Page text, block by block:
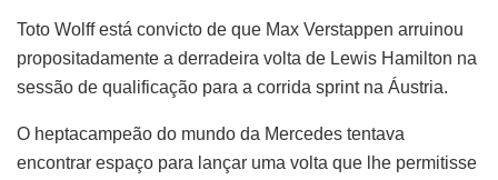
Toto Wolff está convicto de que Max Verstappen arruinou
propositadamente a derradeira volta de Lewis Hamilton na
sessão de qualificação para a corrida sprint na Áustria.
O heptacampeão do mundo da Mercedes tentava
encontrar espaço para lançar uma volta que lhe permitisse